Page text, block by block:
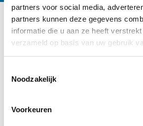
partners voor social media,
partners kunnen deze gegevens
informatie die u aan ze heeft
verzameld op basis van uw gebruik
Noodzakelijk
Voorkeuren
Ander interessant
Categorie:Autisme,